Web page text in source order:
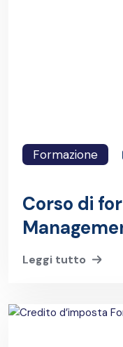
Formazione
Corso di
Leggi tutto